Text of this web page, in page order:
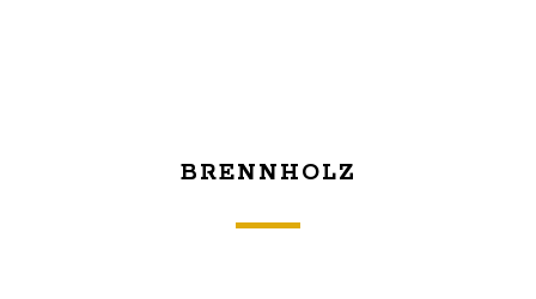
BRENNHOLZ